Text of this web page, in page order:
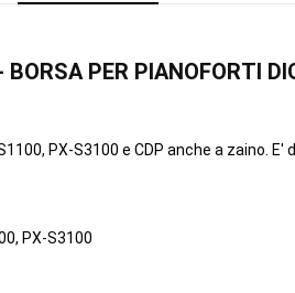
PER PIANOFORTI
PX-S3100 e CDP anche a zaino.
PX-S3100